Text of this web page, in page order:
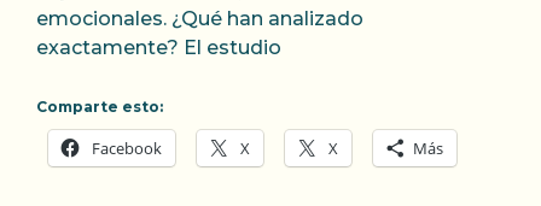
emocionales. ¿Qué han analizado
exactamente? El estudio
Comparte esto:
Facebook X X Más